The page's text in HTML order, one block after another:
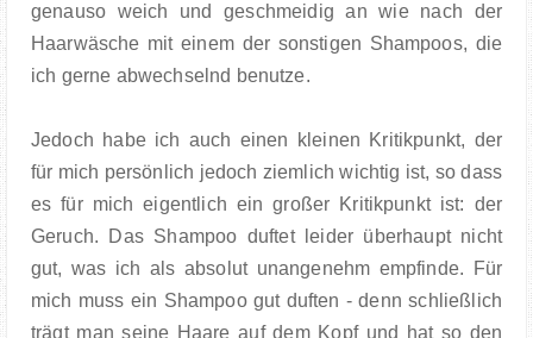
genauso weich und geschmeidig an wie nach der
Haarwäsche mit einem der sonstigen Shampoos, die
ich gerne abwechselnd benutze.
Jedoch habe ich auch einen kleinen Kritikpunkt, der
für mich persönlich jedoch ziemlich wichtig ist, so dass
es für mich eigentlich ein großer Kritikpunkt ist: der
Geruch. Das Shampoo duftet leider überhaupt nicht
gut, was ich als absolut unangenehm empfinde. Für
mich muss ein Shampoo gut duften - denn schließlich
trägt man seine Haare auf dem Kopf und hat so den